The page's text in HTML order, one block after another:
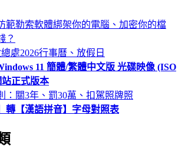
範勒索軟體綁架你的電腦、加密你的檔
？
處2026行事曆、放假日
11 簡體/繁體中文版 光碟映像 (ISO
正式版本
：關3年、罰30萬、扣駕照牌照
轉【漢語拼音】字母對照表